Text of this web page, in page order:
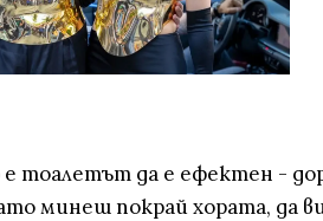
тоалетът да е ефектен -
минеш покрай хората, да